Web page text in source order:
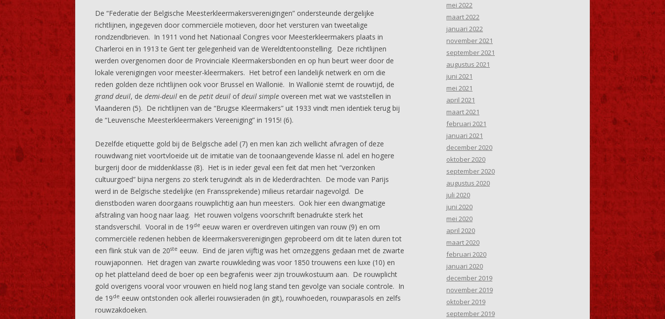
De “Federatie der Belgische Meesterkleermakersverenigingen” ondersteunde dergelijke
richtlijnen, ingegeven door commerciële motieven, door het versturen van tweetalige
rondzendbrieven. In 1911 vond het Nationaal Congres voor Meesterkleermakers plaats in
Charleroi en in 1913 te Gent ter gelegenheid van de Wereldtentoonstelling. Deze richtlijnen
werden overgenomen door de Provinciale Kleermakersbonden en op hun beurt weer door de
lokale verenigingen voor meester-kleermakers. Het betrof een landelijk netwerk en om die
reden golden deze richtlijnen ook voor Brussel en Wallonië. In Wallonië stemt de rouwtijd, de
grand deuil, de demi-deuil en de petit deuil ofdeuil simple overeen met wat we vaststellen in
Vlaanderen (5). De richtlijnen van de “Brugse Kleermakers” uit 1933 vindt men identiek terug bij
de “Leuvensche Meesterkleermakers Vereeniging” in 1915! (6).
Dezelfde etiquette gold bij de Belgische adel (7) en men kan zich wellicht afvragen of deze
rouwdwang niet voortvloeide uit de imitatie van de toonaangevende klasse nl. adel en hogere
burgerij door de middenklasse (8). Het is in ieder geval een feit dat men het “verzonken
cultuurgoed” bijna nergens zo sterk terugvindt als in de klederdrachten. De mode van Parijs
werd in de Belgische stedelijke (en Franssprekende) milieus retardair nagevolgd. De
dienstboden waren doorgaans rouwplichtig aan hun meesters. Ook hier een dwangmatige
afstraling van hoog naar laag. Het rouwen volgens voorschrift benadrukte sterk het
standsverschil. Vooral in de 19de eeuw waren er overdreven uitingen van rouw (9) en om
commerciële redenen hebben de kleermakersverenigingen geprobeerd om dit te laten duren tot
een flink stuk van de 20ste eeuw. Eind de jaren vijftig was het omzeggens gedaan met de zwarte
rouwjaponnen. Het dragen van zwarte rouwkleding was voor 1850 trouwens een luxe (10) en
op het platteland deed de boer op een begrafenis weer zijn trouwkostuum aan. De rouwplicht
gold overigens vooral voor vrouwen en hield nog lang stand ten gevolge van sociale controle. In
de 19de eeuw ontstonden ook allerlei rouwsieraden (in git), rouwhoeden, rouwparasols en zelfs
rouwzakdoeken.
mei 2022
maart 2022
januari 2022
november 2021
september 2021
augustus 2021
juni 2021
mei 2021
april 2021
maart 2021
februari 2021
januari 2021
december 2020
oktober 2020
september 2020
augustus 2020
juli 2020
juni 2020
mei 2020
april 2020
maart 2020
februari 2020
januari 2020
december 2019
november 2019
oktober 2019
september 2019